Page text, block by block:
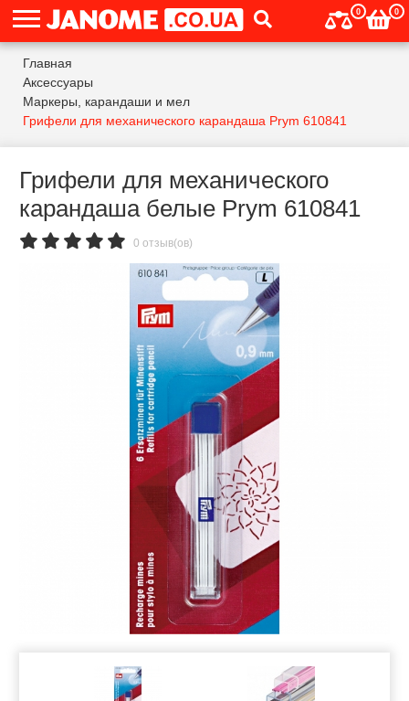
0 0
Главная
Аксессуары
Маркеры, карандаши и мел
Грифели для механического карандаша Prym 610841
Грифели для механического
карандаша белые Prym 610841
0 отзыв(ов)